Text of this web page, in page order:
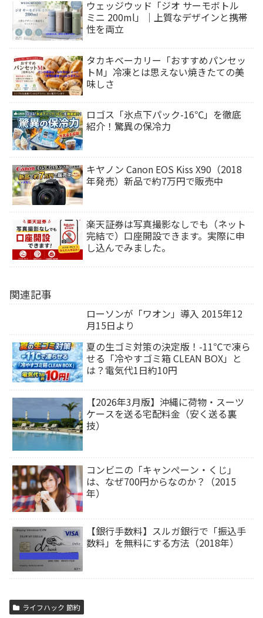
ウェッジウッド「ジオ サーモボトル
ミニ 200ml」｜上質なデザインと携帯
性を両立
タカキベーカリー「おすすめパンセッ
トM」冷凍とは思えない焼きたての美
味しさ
ロゴス「氷点下パック-16℃」を徹底
紹介！驚異の保冷力
キヤノン Canon EOS Kiss X90（2018
年発売）新品で約7万円で販売中
楽天証券は写真撮影なしでも（ネット
完結で）口座開設できます。実際に申
し込んでみました。
関連記事
ローソンが「ワオン」導入 2015年12
月15日より
夏の生ゴミ対策の決定版！-11℃で凍ら
せる「冷やすゴミ箱 CLEAN BOX」と
は？電気代1日約10円
【2026年3月版】沖縄に荷物・スーツ
ケースを送る宅配料金（安く送る裏
技）
コンビニの「キャンぺーン・くじ」
は、なぜ700円からなのか？（2015
年）
【銀行手数料】スルガ銀行で「振込手
数料」を無料にする方法（2018年）
ライフハック 節約